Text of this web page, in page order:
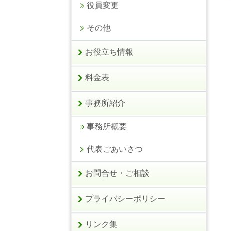
役員変更
その他
お役立ち情報
料金表
事務所紹介
事務所概要
代表ごあいさつ
お問合せ・ご相談
プライバシーポリシー
リンク集